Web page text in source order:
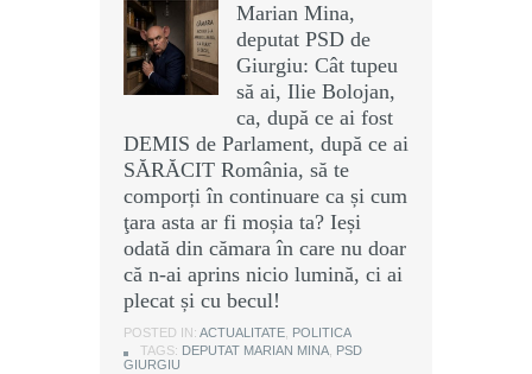
Marian Mina,
deputat PSD de
Giurgiu: Cât tupeu
să ai, Ilie Bolojan,
ca, după ce ai fost
DEMIS de Parlament, după ce ai
SĂRĂCIT România, să te
comporți în continuare ca și cum
ţara asta ar fi moșia ta? Ieși
odată din cămara în care nu doar
că n-ai aprins nicio lumină, ci ai
plecat și cu becul!
POSTED IN: ACTUALITATE POLITICA
TAGS: DEPUTAT MARIAN MINA PSD
GIURGIU